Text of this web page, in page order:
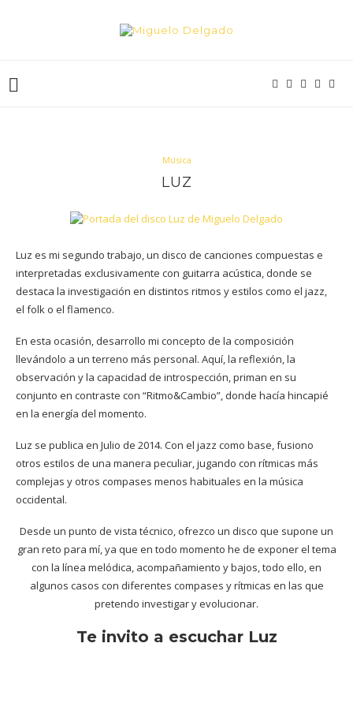
Música
LUZ
Luz es mi segundo trabajo, un disco de canciones compuestas e
interpretadas exclusivamente con guitarra acústica, donde se
destaca la investigación en distintos ritmos y estilos como el jazz,
el folk o el flamenco.
En esta ocasión, desarrollo mi concepto de la composición
llevándolo a un terreno más personal. Aquí, la reflexión, la
observación y la capacidad de introspección, priman en su
conjunto en contraste con “Ritmo&Cambio”, donde hacía hincapié
en la energía del momento.
Luz se publica en Julio de 2014. Con el jazz como base, fusiono
otros estilos de una manera peculiar, jugando con rítmicas más
complejas y otros compases menos habituales en la música
occidental.
Desde un punto de vista técnico, ofrezco un disco que supone un
gran reto para mí, ya que en todo momento he de exponer el tema
con la línea melódica, acompañamiento y bajos, todo ello, en
algunos casos con diferentes compases y rítmicas en las que
pretendo investigar y evolucionar.
Te invito a escuchar Luz